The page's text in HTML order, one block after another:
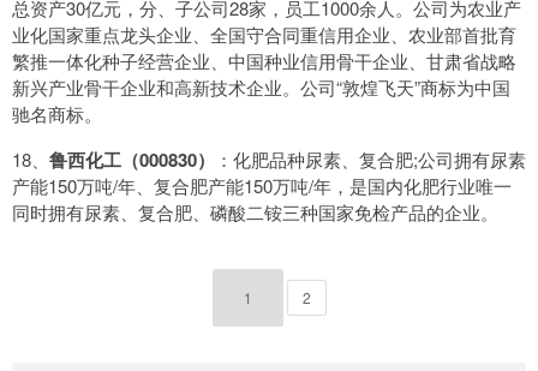
总资产30亿元，分、子公司28家，员工1000余人。公司为农业产
业化国家重点龙头企业、全国守合同重信用企业、农业部首批育
繁推一体化种子经营企业、中国种业信用骨干企业、甘肃省战略
新兴产业骨干企业和高新技术企业。公司“敦煌飞天”商标为中国
驰名商标。
18、 鲁西化工（000830）
：化肥品种尿素、复合肥;公司拥有尿素
产能150万吨/年、复合肥产能150万吨/年，是国内化肥行业唯一
同时拥有尿素、复合肥、磷酸二铵三种国家免检产品的企业。
1 2